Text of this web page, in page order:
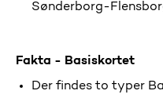
Sønderborg-
Fakta - Basiskortet
Der findes to typer